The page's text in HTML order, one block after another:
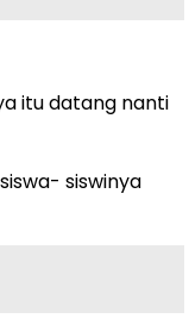
itu datang nanti
siswinya